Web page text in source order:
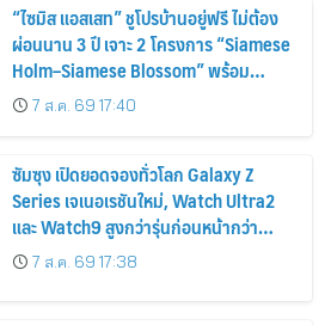
“ไซมิส แอสเสท” ชูโปรบ้านอยู่ฟรี ไม่ต้อง
ผ่อนนาน 3 ปี เจาะ 2 โครงการ “Siamese
Holm–Siamese Blossom” พร้อม
ส่วนลดและสิทธิพิเศษถึง 31 สิงหาคม
2569
7 ส.ค. 69 17:40
ซัมซุง เปิดยอดจองทั่วโลก Galaxy Z
Series เจเนอเรชันใหม่, Watch Ultra2
และ Watch9 สูงกว่ารุ่นก่อนหน้ากว่า
30%7 ส.ค. 69 17:38